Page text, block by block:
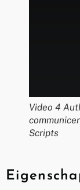
Video 4
Scripts